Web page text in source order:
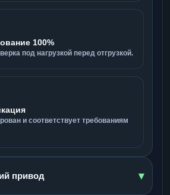
100%
под нагрузкой перед отгрузкой.
и соответствует требованиям
привод ▾